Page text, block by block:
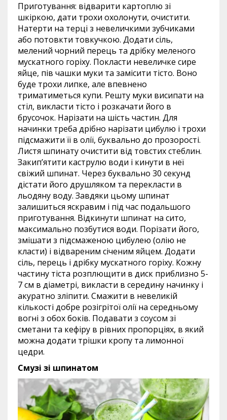
Приготування: відварити картоплю зі
шкіркою, дати трохи охолонути, очистити.
Натерти на терці з невеличкими зубчиками
або потовкти товкучкою. Додати сіль,
мелений чорний перець та дрібку меленого
мускатного горіху. Покласти невеличке сире
яйце, пів чашки муки та замісити тісто. Воно
буде трохи липке, але впевнено
триматиметься купи. Решту муки висипати на
стіл, викласти тісто і розкачати його в
брусочок. Нарізати на шість частин. Для
начинки треба дрібно нарізати цибулю і трохи
підсмажити її в олії, буквально до прозорості.
Листя шпинату очистити від товстих стеблин.
Закип’ятити каструлю води і кинути в неї
свіжий шпинат. Через буквально 30 секунд
дістати його друшляком та перекласти в
льодяну воду. Завдяки цьому шпинат
залишиться яскравим і під час подальшого
приготування. Відкинути шпинат на сито,
максимально позбутися води. Порізати його,
змішати з підсмаженою цибулею (олію не
класти) і відвареним січеним яйцем. Додати
сіль, перець і дрібку мускатного горіху. Кожну
частину тіста розплющити в диск приблизно 5-
7 см в діаметрі, викласти в середину начинку і
акуратно зліпити. Смажити в невеликій
кількості добре розігрітої олії на середньому
вогні з обох боків. Подавати з соусом зі
сметани та кефіру в рівних пропорціях, в який
можна додати трішки кропу та лимонної
цедри.
Смузі зі шпинатом